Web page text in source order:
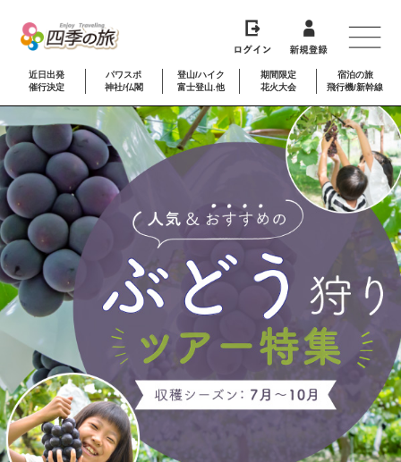
近日出発
催行決定
パワスポ
神社/仏閣
登山/ハイク
富士登山.他
期間限定
花火大会
宿泊の旅
飛行機/新幹線